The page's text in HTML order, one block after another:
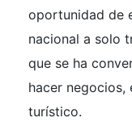
oportunidad de
nacional a solo
que se ha
hacer negocios,
turístico.